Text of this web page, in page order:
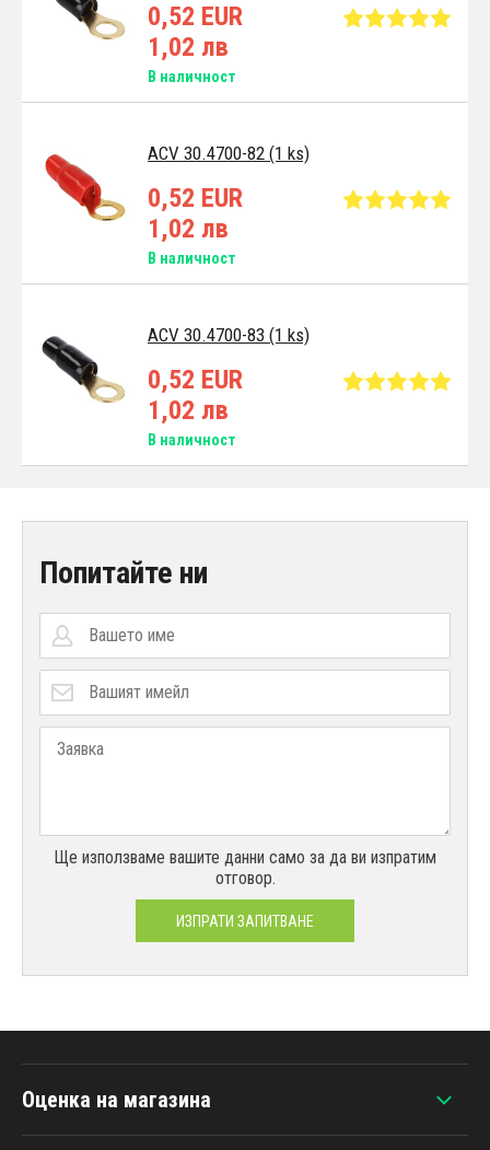
0,52 EUR
1,02 лв
В наличност
ACV 30.4700-82 (1 ks)
0,52 EUR
1,02 лв
В наличност
ACV 30.4700-83 (1 ks)
0,52 EUR
1,02 лв
В наличност
Попитайте ни
Ще използваме вашите данни само за да ви изпратим
отговор.
ИЗПРАТИ ЗАПИТВАНЕ
Оценка на магазина